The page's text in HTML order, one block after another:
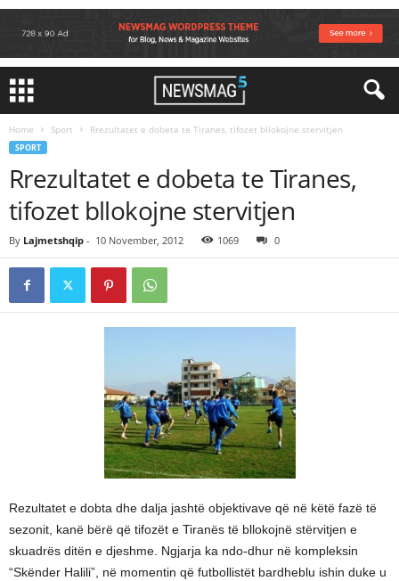
Home Sport Rrezultatet e dobeta te Tiranes, tifozet bllokojne stervitjen
SPORT
Rrezultatet e dobeta te Tiranes,
tifozet bllokojne stervitjen
By Lajmetshqip - 10 November, 2012 1069 0
Rezultatet e dobta dhe dalja jashtë objektivave që në këtë fazë të
sezonit, kanë bërë që tifozët e Tiranës të bllokojnë stërvitjen e
skuadrës ditën e djeshme. Ngjarja ka ndo-dhur në kompleksin
“Skënder Halili”, në momentin që futbollistët bardheblu ishin duke u